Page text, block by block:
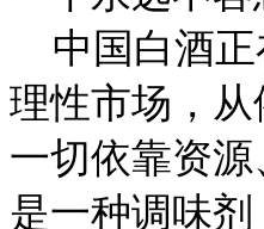
中国白酒正
理性市场，
一切依靠资
是一种调味